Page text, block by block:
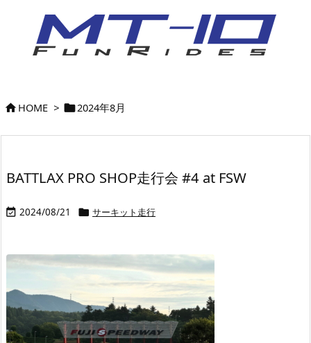
 HOME > 2024年8月
BATTLAX PRO SHOP走行会 #4 at FSW
 2024/08/21  サーキット走行